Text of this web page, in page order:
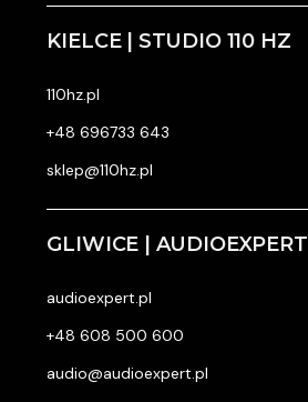
KIELCE | STUDIO 110 HZ
110hz.pl
+48 696733 643
sklep@110hz.pl
GLIWICE | AUDIOEXPERT
audioexpert.pl
+48 608 500 600
audio@audioexpert.pl